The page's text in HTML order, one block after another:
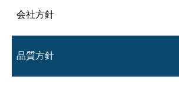
会社方針
品質方針